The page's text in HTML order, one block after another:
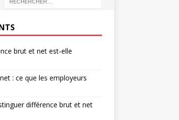
brut et net est-elle
: ce que les employeurs
différence brut et net